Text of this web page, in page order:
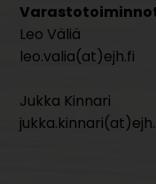
Leo Väliä
leo.valia(at)ejh.fi
Jukka Kinnari